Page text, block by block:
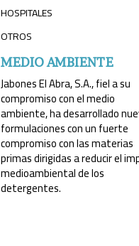
HOSPITALES
OTROS
MEDIO AMBIENTE
Jabones El Abra, S.A., fiel a su
compromiso con el medio
ambiente, ha desarrollado
formulaciones con un fuerte
compromiso con las materias
primas dirigidas a reducir el
medioambiental de los
detergentes.